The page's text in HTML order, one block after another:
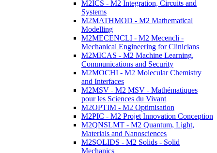
M2ICS - M2 Integration, Circuits and
Systems
M2MATHMOD - M2 Mathematical
Modelling
M2MECENCLI - M2 Mecencli -
Mechanical Engineering for Clinicians
M2MICAS - M2 Machine Learning,
Communications and Security
M2MOCHI - M2 Molecular Chemistry
and Interfaces
M2MSV - M2 MSV - Mathématiques
pour les Sciences du Vivant
M2OPTIM - M2 Optimisation
M2PIC - M2 Projet Innovation Conception
M2QNSLMT - M2 Quantum, Light,
Materials and Nanosciences
M2SOLIDS - M2 Solids - Solid
Mechanics